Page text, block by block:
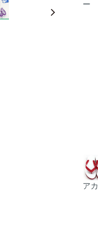
ー
アカ